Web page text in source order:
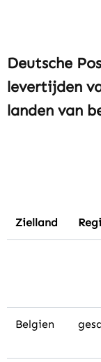
Deutsche
levertijden
landen van
Zielland
Belgien